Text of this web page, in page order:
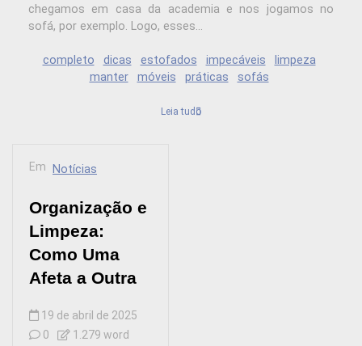
chegamos em casa da academia e nos jogamos no
sofá, por exemplo. Logo, esses...
completo dicas estofados impecáveis
limpeza
manter
móveis práticas sofás
Leia tudo
Em Notícias
Organização e
Limpeza:
Como Uma
Afeta a Outra
19 de abril de 2025
0
1.279 word